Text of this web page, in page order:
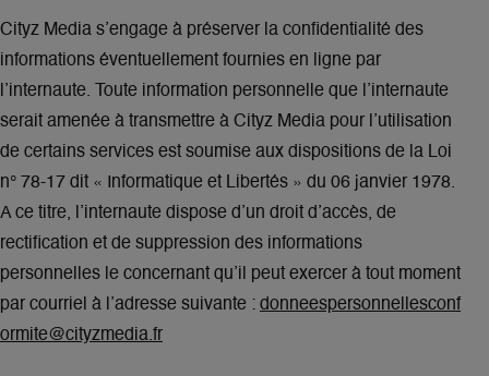
Cityz Media s’engage à préserver la confidentialité des
informations éventuellement fournies en ligne par
l’internaute. Toute information personnelle que l’internaute
serait amenée à transmettre à Cityz Media pour l’utilisation
de certains services est soumise aux dispositions de la Loi
n° 78-17 dit « Informatique et Libertés » du 06 janvier 1978.
A ce titre, l’internaute dispose d’un droit d’accès, de
rectification et de suppression des informations
personnelles le concernant qu’il peut exercer à tout moment
par courriel à l’adresse suivante : donneespersonnellesconf
ormite@cityzmedia.fr